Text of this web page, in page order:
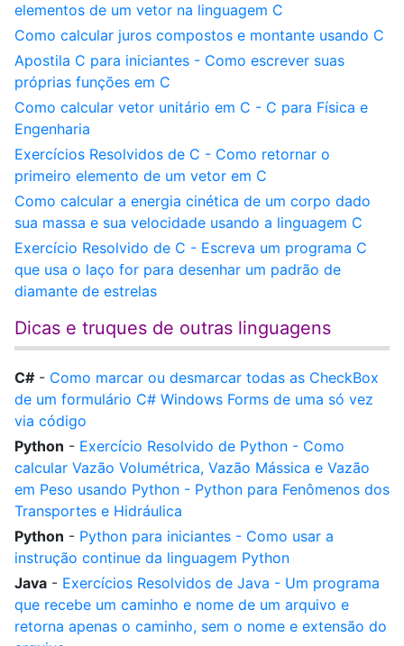
elementos de um vetor na linguagem C
Como calcular juros compostos e montante usando C
Apostila C para iniciantes - Como escrever suas
próprias funções em C
Como calcular vetor unitário em C - C para Física e
Engenharia
Exercícios Resolvidos de C - Como retornar o
primeiro elemento de um vetor em C
Como calcular a energia cinética de um corpo dado
sua massa e sua velocidade usando a linguagem C
Exercício Resolvido de C - Escreva um programa C
que usa o laço for para desenhar um padrão de
diamante de estrelas
Dicas e truques de outras linguagens
C# - Como marcar ou desmarcar todas as CheckBox
de um formulário C# Windows Forms de uma só vez
via código
Python - Exercício Resolvido de Python - Como
calcular Vazão Volumétrica, Vazão Mássica e Vazão
em Peso usando Python - Python para Fenômenos dos
Transportes e Hidráulica
Python - Python para iniciantes - Como usar a
instrução continue da linguagem Python
Java - Exercícios Resolvidos de Java - Um programa
que recebe um caminho e nome de um arquivo e
retorna apenas o caminho, sem o nome e extensão do